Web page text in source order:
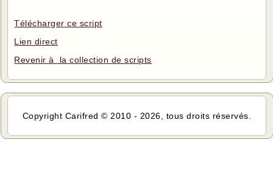
Télécharger ce script
Lien direct
Revenir à la collection de scripts
Copyright Carifred © 2010 - 2026, tous droits réservés.